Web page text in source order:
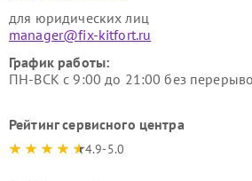
для юридических лиц
manager@fix-kitfort.ru
График работы:
ПН-ВСК с 9:00 до 21:00 без
Рейтинг сервисного центра
4.9-5.0